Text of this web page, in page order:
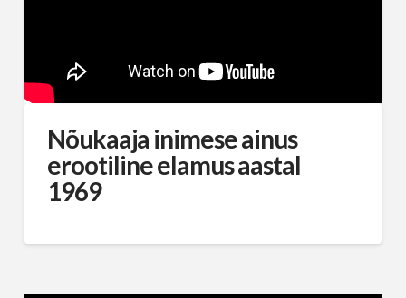
Nõukaaja inimese ainus
erootiline elamus aastal
1969